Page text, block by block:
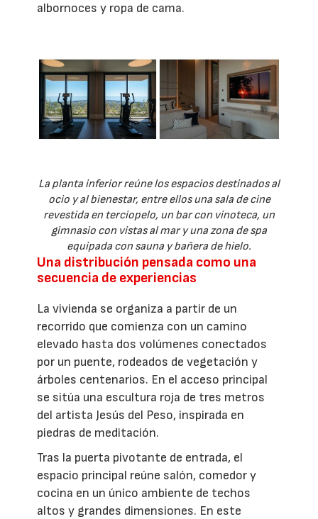
albornoces y ropa de cama.
La planta inferior reúne los espacios destinados al
ocio y al bienestar, entre ellos una sala de cine
revestida en terciopelo, un bar con vinoteca, un
gimnasio con vistas al mar y una zona de spa
equipada con sauna y bañera de hielo.
Una distribución pensada como una
secuencia de experiencias
La vivienda se organiza a partir de un
recorrido que comienza con un camino
elevado hasta dos volúmenes conectados
por un puente, rodeados de vegetación y
árboles centenarios. En el acceso principal
se sitúa una escultura roja de tres metros
del artista Jesús del Peso, inspirada en
piedras de meditación.
Tras la puerta pivotante de entrada, el
espacio principal reúne salón, comedor y
cocina en un único ambiente de techos
altos y grandes dimensiones. En este